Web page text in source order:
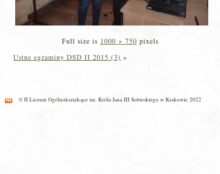
Full size is 1000 × 750 pixels
Ustne egzaminy DSD II 2015 (3) »
© II Liceum Ogólnokształcące im. Króla Jana III Sobieskiego w Krakowie 2022